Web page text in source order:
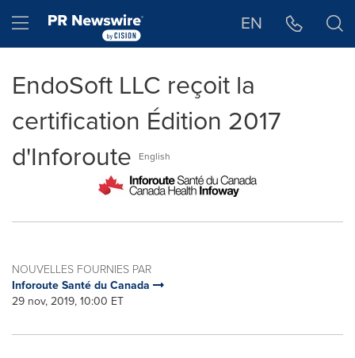
Hamburger menu EN
EndoSoft LLC reçoit la
certification Édition 2017
d'Inforoute
English
NOUVELLES FOURNIES PAR
Inforoute Santé du Canada
29 nov, 2019, 10:00 ET